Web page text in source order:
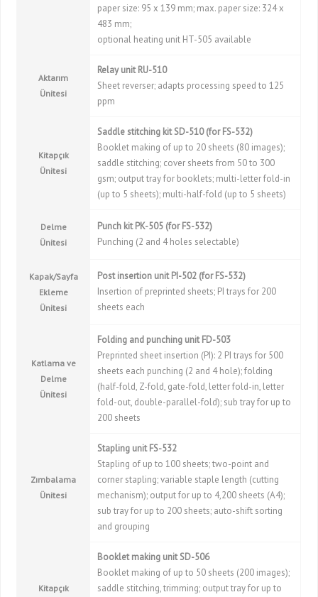
paper size: 95 x 139 mm; max. paper size: 324 x
483 mm;
optional heating unit HT-505 available
Aktarım
Ünitesi
Relay unit RU-510
Sheet reverser; adapts processing speed to 125
ppm
Kitapçık
Ünitesi
Saddle stitching kit SD-510 (for FS-532)
Booklet making of up to 20 sheets (80 images);
saddle stitching; cover sheets from 50 to 300
gsm; output tray for booklets; multi-letter fold-in
(up to 5 sheets); multi-half-fold (up to 5 sheets)
Delme
Ünitesi
Punch kit PK-505 (for FS-532)
Punching (2 and 4 holes selectable)
Kapak/Sayfa
Ekleme
Ünitesi
Post insertion unit PI-502 (for FS-532)
Insertion of preprinted sheets; PI trays for 200
sheets each
Katlama ve
Delme
Ünitesi
Folding and punching unit FD-503
Preprinted sheet insertion (PI): 2 PI trays for 500
sheets each punching (2 and 4 hole); folding
(half-fold, Z-fold, gate-fold, letter fold-in, letter
fold-out, double-parallel-fold); sub tray for up to
200 sheets
Zımbalama
Ünitesi
Stapling unit FS-532
Stapling of up to 100 sheets; two-point and
corner stapling; variable staple length (cutting
mechanism); output for up to 4,200 sheets (A4);
sub tray for up to 200 sheets; auto-shift sorting
and grouping
Kitapçık
Booklet making unit SD-506
Booklet making of up to 50 sheets (200 images);
saddle stitching, trimming; output tray for up to